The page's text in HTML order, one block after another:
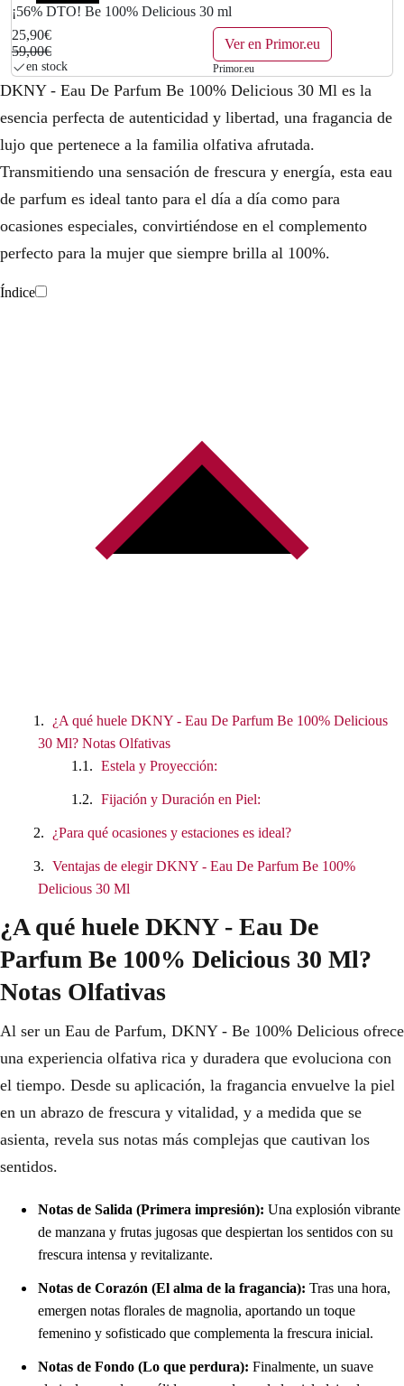
¡56% DTO! Be 100% Delicious 30 ml
25,90€
59,00€
en stock
Ver en Primor.eu
Primor.eu
DKNY - Eau De Parfum Be 100% Delicious 30 Ml es la
esencia perfecta de autenticidad y libertad, una fragancia de
lujo que pertenece a la familia olfativa afrutada.
Transmitiendo una sensación de frescura y energía, esta eau
de parfum es ideal tanto para el día a día como para
ocasiones especiales, convirtiéndose en el complemento
perfecto para la mujer que siempre brilla al 100%.
Índice
¿A qué huele DKNY - Eau De Parfum Be 100% Delicious
30 Ml? Notas Olfativas
Estela y Proyección:
Fijación y Duración en Piel:
¿Para qué ocasiones y estaciones es ideal?
Ventajas de elegir DKNY - Eau De Parfum Be 100%
Delicious 30 Ml
¿A qué huele DKNY - Eau De
Parfum Be 100% Delicious 30 Ml?
Notas Olfativas
Al ser un Eau de Parfum, DKNY - Be 100% Delicious ofrece
una experiencia olfativa rica y duradera que evoluciona con
el tiempo. Desde su aplicación, la fragancia envuelve la piel
en un abrazo de frescura y vitalidad, y a medida que se
asienta, revela sus notas más complejas que cautivan los
sentidos.
Notas de Salida (Primera impresión): Una explosión vibrante
de manzana y frutas jugosas que despiertan los sentidos con su
frescura intensa y revitalizante.
Notas de Corazón (El alma de la fragancia): Tras una hora,
emergen notas florales de magnolia, aportando un toque
femenino y sofisticado que complementa la frescura inicial.
Notas de Fondo (Lo que perdura): Finalmente, un suave